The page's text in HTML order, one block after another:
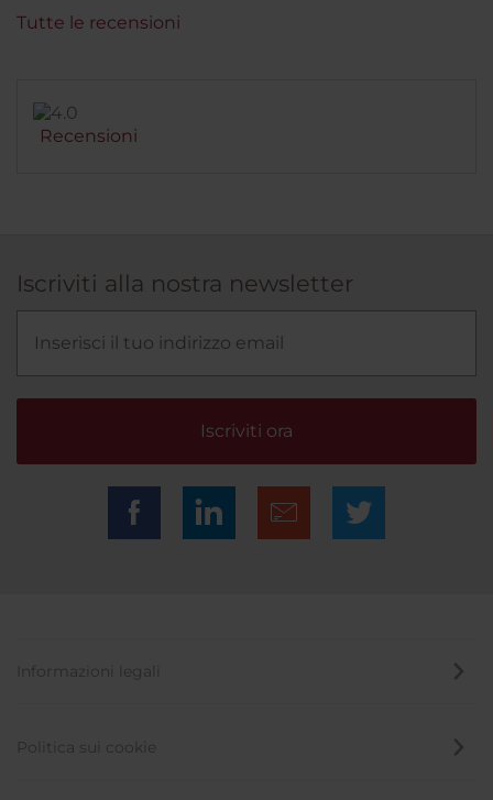
grande passo avanti!
Recensioni
Tutte le recensioni
Iscriviti alla nostra newsletter
Iscriviti ora
Informazioni legali
Politica sui cookie